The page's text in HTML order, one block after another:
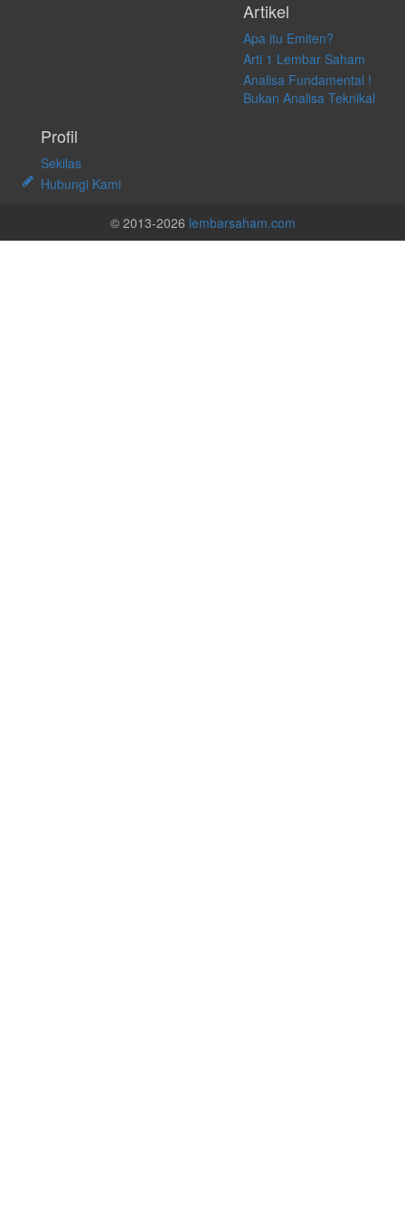
Artikel
Apa itu Emiten?
Arti 1 Lembar Saham
Analisa Fundamental !
Bukan Analisa Teknikal
Profil
Sekilas
Hubungi Kami
© 2013-2026 lembarsaham.com